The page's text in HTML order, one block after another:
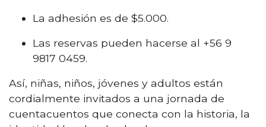
La adhesión es de $5.000.
Las reservas pueden hacerse al +56 9
9817 0459.
Así, niñas, niños, jóvenes y adultos están
cordialmente invitados a una jornada de
cuentacuentos que conecta con la historia, la